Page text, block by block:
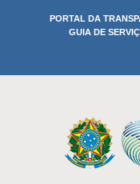
PORTAL DA
GUIA DE